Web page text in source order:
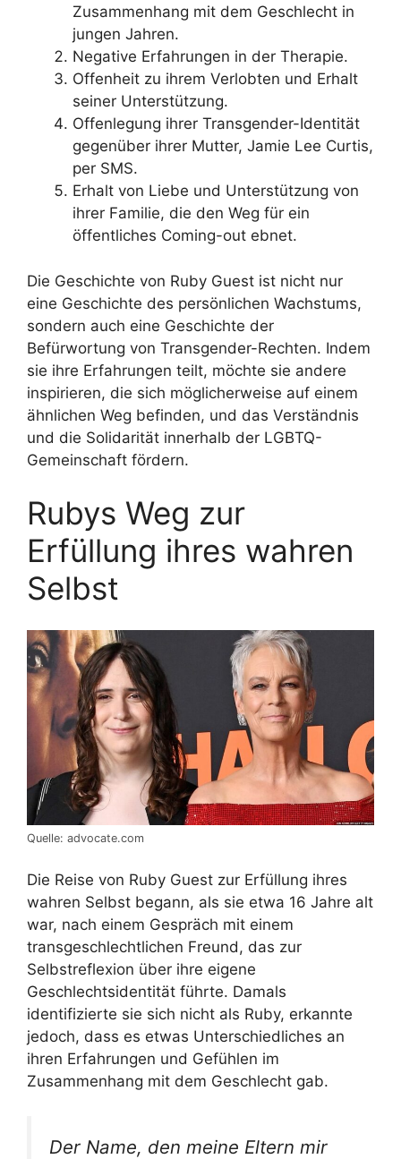
Zusammenhang mit dem Geschlecht in
jungen Jahren.
Negative Erfahrungen in der Therapie.
Offenheit zu ihrem Verlobten und Erhalt
seiner Unterstützung.
Offenlegung ihrer Transgender-Identität
gegenüber ihrer Mutter, Jamie Lee Curtis,
per SMS.
Erhalt von Liebe und Unterstützung von
ihrer Familie, die den Weg für ein
öffentliches Coming-out ebnet.
Die Geschichte von Ruby Guest ist nicht nur
eine Geschichte des persönlichen Wachstums,
sondern auch eine Geschichte der
Befürwortung von Transgender-Rechten. Indem
sie ihre Erfahrungen teilt, möchte sie andere
inspirieren, die sich möglicherweise auf einem
ähnlichen Weg befinden, und das Verständnis
und die Solidarität innerhalb der LGBTQ-
Gemeinschaft fördern.
Rubys Weg zur
Erfüllung ihres wahren
Selbst
Quelle: advocate.com
Die Reise von Ruby Guest zur Erfüllung ihres
wahren Selbst begann, als sie etwa 16 Jahre alt
war, nach einem Gespräch mit einem
transgeschlechtlichen Freund, das zur
Selbstreflexion über ihre eigene
Geschlechtsidentität führte. Damals
identifizierte sie sich nicht als Ruby, erkannte
jedoch, dass es etwas Unterschiedliches an
ihren Erfahrungen und Gefühlen im
Zusammenhang mit dem Geschlecht gab.
Der Name, den meine Eltern mir